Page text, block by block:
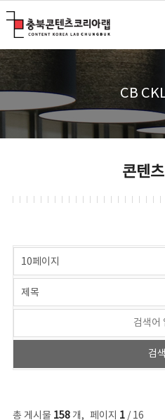
CB
콘텐
총 게시물 158개, 페이지 1/ 16